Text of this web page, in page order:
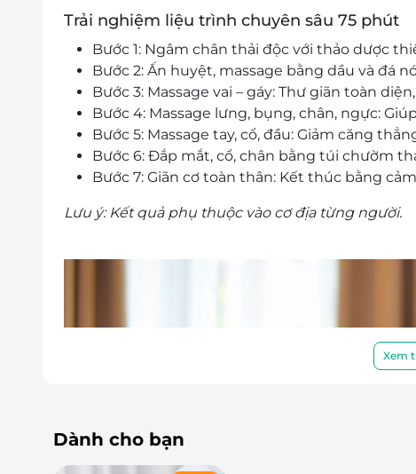
Trải nghiệm liệu trình chuyên sâu 75 phút
Bước 1: Ngâm chân thải độc với thảo dược
Bước 2: Ấn huyệt, massage bằng dầu và đá
Bước 3: Massage vai – gáy: Thư giãn toàn
Bước 4: Massage lưng, bụng, chân, ngực:
Bước 5: Massage tay, cổ, đầu: Giảm căng
Bước 6: Đắp mắt, cổ, chân bằng túi chườm
Bước 7: Giãn cơ toàn thân: Kết thúc bằng
Lưu ý: Kết quả phụ thuộc vào cơ địa từng người.
Xem
Dành cho bạn